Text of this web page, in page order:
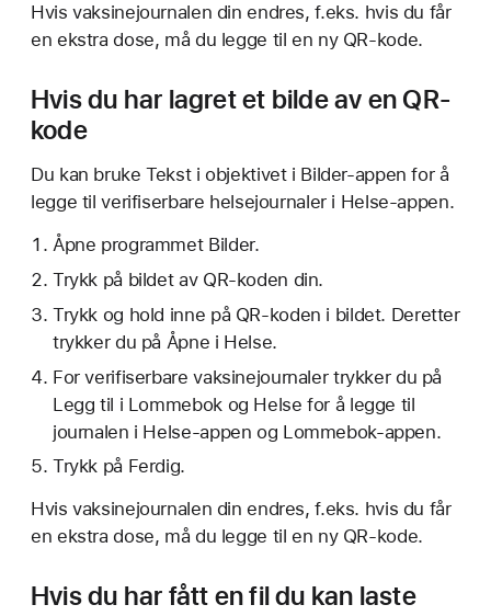
Hvis vaksinejournalen din endres, f.eks. hvis du får
en ekstra dose, må du legge til en ny QR-kode.
Hvis du har lagret et bilde av en QR-
kode
Du kan bruke Tekst i objektivet i Bilder-appen for å
legge til verifiserbare helsejournaler i Helse-appen.
Åpne programmet Bilder.
Trykk på bildet av QR-koden din.
Trykk og hold inne på QR-koden i bildet. Deretter
trykker du på Åpne i Helse.
For verifiserbare vaksinejournaler trykker du på
Legg til i Lommebok og Helse for å legge til
journalen i Helse-appen og Lommebok-appen.
Trykk på Ferdig.
Hvis vaksinejournalen din endres, f.eks. hvis du får
en ekstra dose, må du legge til en ny QR-kode.
Hvis du har fått en fil du kan laste